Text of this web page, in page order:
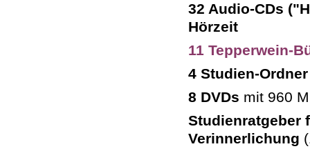
32 Audio-CDs
Hörzeit
11 Tepperwein-
4 Studien-
8 DVDs mit 960
Studienratgeber
Verinnerlichung